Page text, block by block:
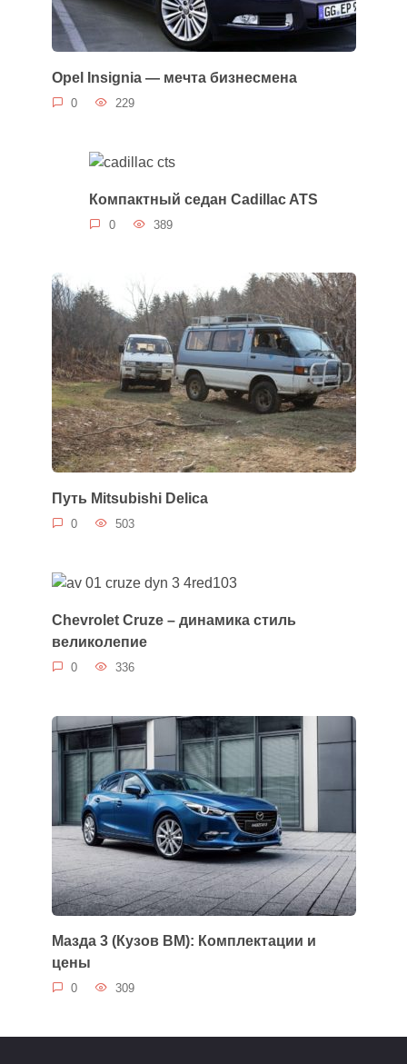
Opel Insignia — мечта бизнесмена
0 229
Компактный седан Cadillac ATS
0 389
Путь Mitsubishi Delica
0 503
Chevrolet Cruze – динамика стиль
великолепие
0 336
Мазда 3 (Кузов BM): Комплектации и
цены
0 309